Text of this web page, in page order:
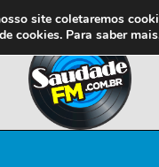
site coletaremos
cookies. Para saber